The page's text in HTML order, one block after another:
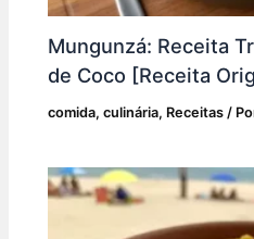
Mungunzá: Receita
de Coco [Receita
comida,culinária, Receitas /